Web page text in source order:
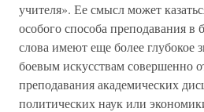
учителя». Ее смысл может
особого способа преподавания в
слова имеют еще более глубокое
боевым искусствам совершенно
преподавания академических
политических наук или